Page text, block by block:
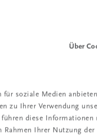
Über
soziale Medien
zu Ihrer Verwendung
diese Informationen
Ihrer Nutzung der